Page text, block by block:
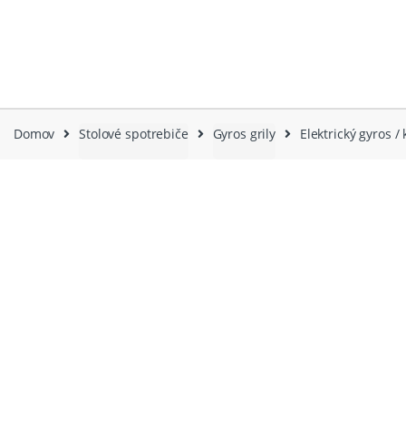
Domov Stolové spotrebiče Gyros grily Elektrický gyros /